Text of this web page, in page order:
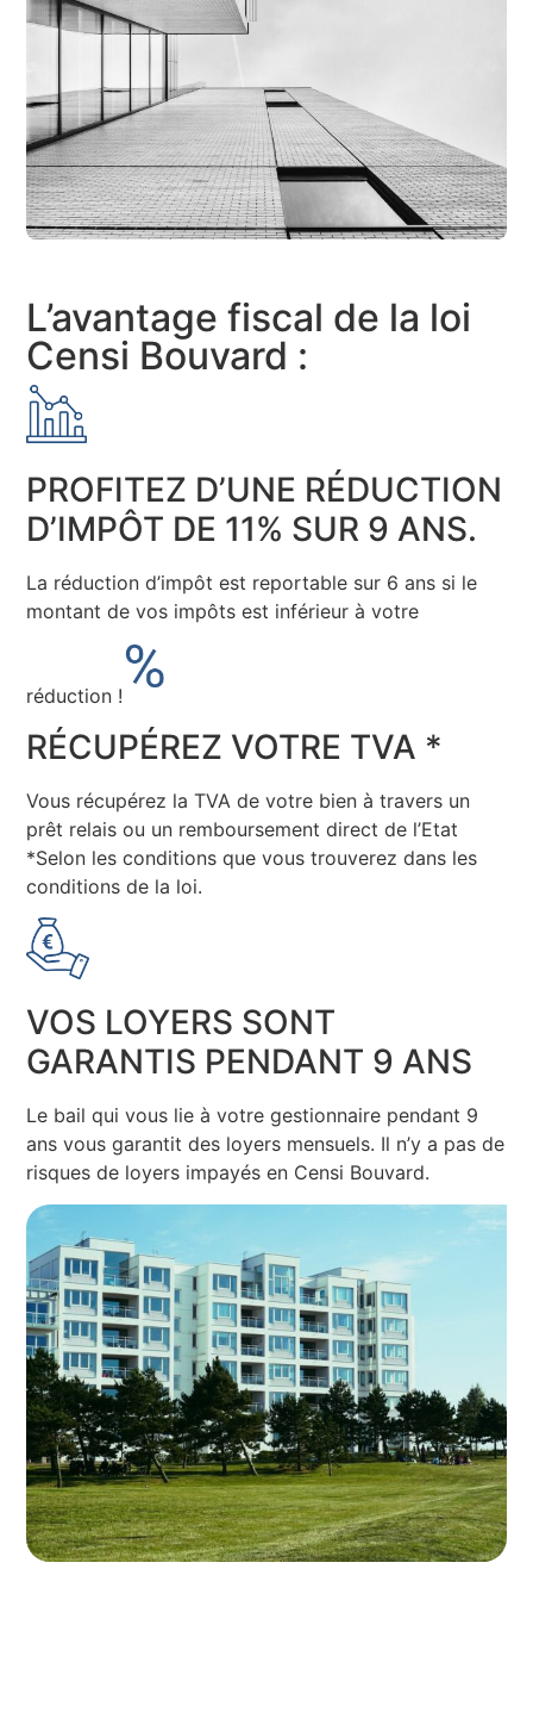
L’avantage fiscal de la loi
Censi Bouvard :
PROFITEZ D’UNE RÉDUCTION
D’IMPÔT DE 11% SUR 9 ANS.
La réduction d’impôt est reportable sur 6 ans si le
montant de vos impôts est inférieur à votre
réduction !
RÉCUPÉREZ VOTRE TVA *
Vous récupérez la TVA de votre bien à travers un
prêt relais ou un remboursement direct de l’Etat
*Selon les conditions que vous trouverez dans les
conditions de la loi.
VOS LOYERS SONT
GARANTIS PENDANT 9 ANS
Le bail qui vous lie à votre gestionnaire pendant 9
ans vous garantit des loyers mensuels. Il n’y a pas de
risques de loyers impayés en Censi Bouvard.